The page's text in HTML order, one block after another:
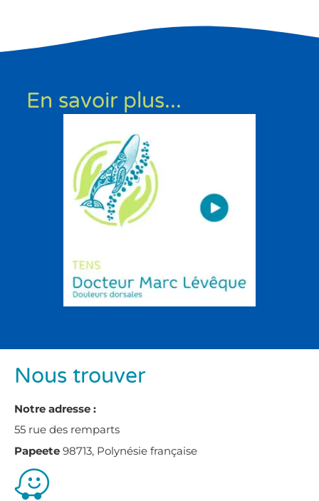
En savoir plus...
Nous trouver
Notre adresse :
55 rue des remparts
Papeete 98713, Polynésie française